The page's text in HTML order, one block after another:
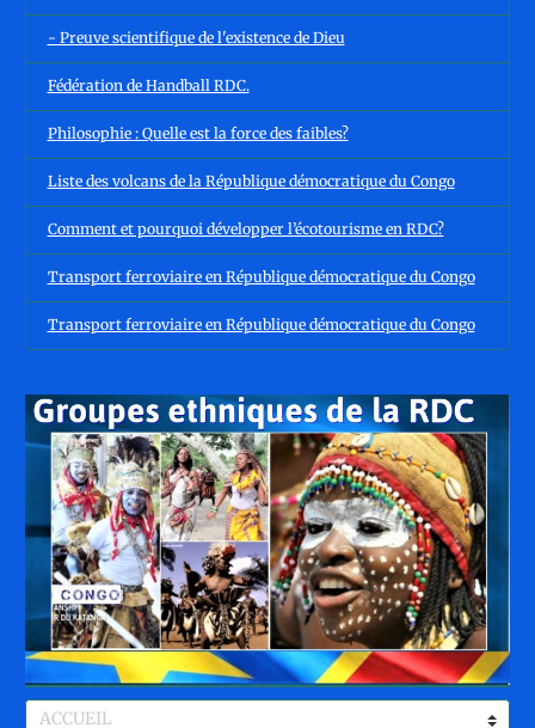
- Preuve scientifique de l'existence de Dieu
Fédération de Handball RDC.
Philosophie : Quelle est la force des faibles?
Liste des volcans de la République démocratique du Congo
Comment et pourquoi développer l’écotourisme en RDC?
Transport ferroviaire en République démocratique du Congo
Transport ferroviaire en République démocratique du Congo